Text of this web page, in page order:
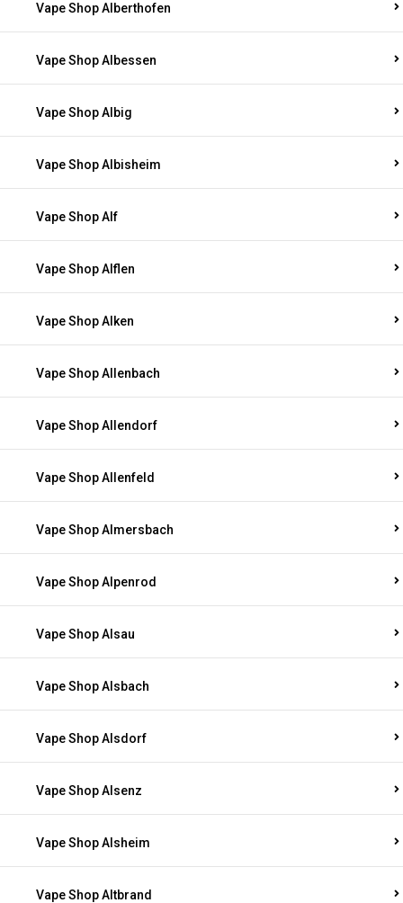
Vape Shop Alberthofen
Vape Shop Albessen
Vape Shop Albig
Vape Shop Albisheim
Vape Shop Alf
Vape Shop Alflen
Vape Shop Alken
Vape Shop Allenbach
Vape Shop Allendorf
Vape Shop Allenfeld
Vape Shop Almersbach
Vape Shop Alpenrod
Vape Shop Alsau
Vape Shop Alsbach
Vape Shop Alsdorf
Vape Shop Alsenz
Vape Shop Alsheim
Vape Shop Altbrand